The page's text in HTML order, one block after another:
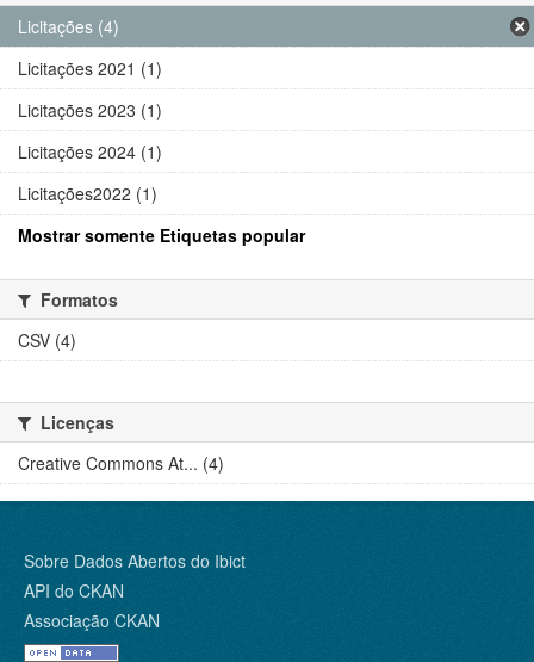
Licitações (4)
Licitações 2021 (1)
Licitações 2023 (1)
Licitações 2024 (1)
Licitações2022 (1)
Mostrar somente Etiquetas popular
Formatos
CSV (4)
Licenças
Creative Commons At... (4)
Sobre Dados Abertos do Ibict
API do CKAN
Associação CKAN